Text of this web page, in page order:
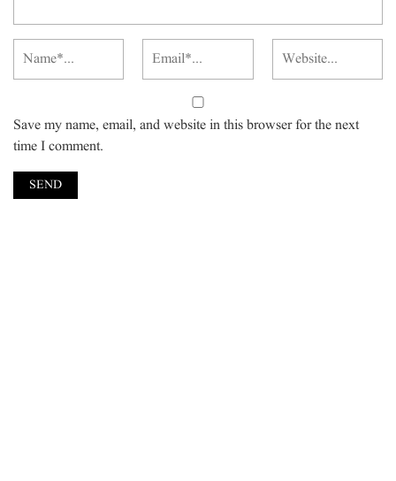
Save my name, email, and website in this browser for the next
time I comment.